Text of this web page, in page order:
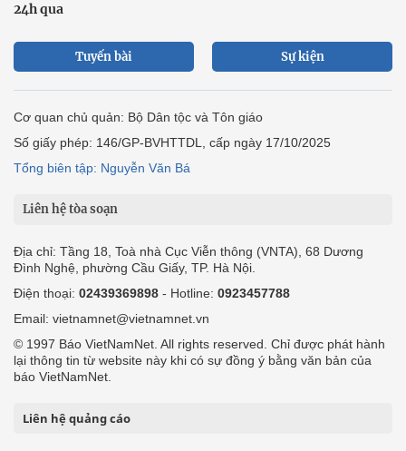
24h qua
Tuyến bài Sự kiện
Cơ quan chủ quản: Bộ Dân tộc và Tôn giáo
Số giấy phép: 146/GP-BVHTTDL, cấp ngày 17/10/2025
Tổng biên tập: Nguyễn Văn Bá
Liên hệ tòa soạn
Địa chỉ: Tầng 18, Toà nhà Cục Viễn thông (VNTA), 68 Dương
Đình Nghệ, phường Cầu Giấy, TP. Hà Nội.
Điện thoại: 02439369898 - Hotline: 0923457788
Email: vietnamnet@vietnamnet.vn
© 1997 Báo VietNamNet. All rights reserved. Chỉ được phát hành
lại thông tin từ website này khi có sự đồng ý bằng văn bản của
báo VietNamNet.
Liên hệ quảng cáo